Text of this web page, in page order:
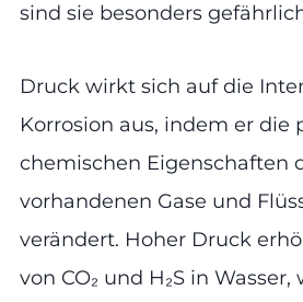
sind sie besonders
Druck wirkt sich auf die
Korrosion aus, indem er die
chemischen Eigenschaften
vorhandenen Gase und
verändert. Hoher Druck
von CO₂ und H₂S in